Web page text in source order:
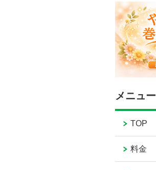
メニュー
TOP
料金